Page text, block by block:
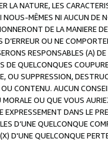
LA NATURE, LES
MÊMES NI AUCUN DE
DE LA MANIERE
D’ERREUR OU NE
RESPONSABLES (A)
DE QUELCONQUES
OU SUPPRESSION,
CONTENU. AUCUN
OU QUE VOUS
DANS LE
D’UNE QUELCONQUE
D'UNE QUELCONQUE